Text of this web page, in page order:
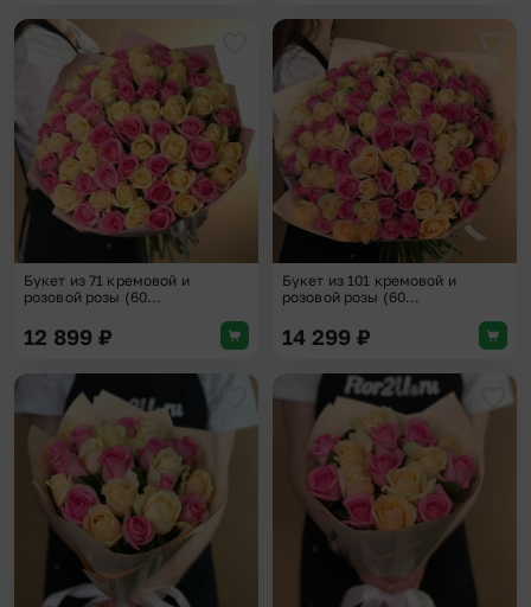
Добавить в избранное
Букет из 71 кремовой и
розовой розы (60...
12 899 ₽
Букет из 101 кремовой и
розовой розы (60...
14 299 ₽
Добавить в избранное